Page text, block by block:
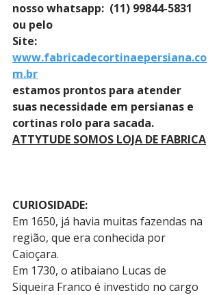
nosso whatsapp:  (11) 99844-5831
ou pelo
Site:
www.fabricadecortinaepersiana.co
m.br
estamos prontos para atender
suas necessidade em persianas e
cortinas rolo para sacada.
ATTYTUDE SOMOS LOJA DE FABRICA
CURIOSIDADE:
Em 1650, já havia muitas fazendas na
região, que era conhecida por
Caioçara.
Em 1730, o atibaiano Lucas de
Siqueira Franco é investido no cargo